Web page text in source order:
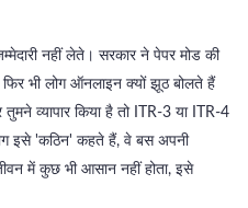
नहीं लेते। सरकार ने पेपर मोड की
भी लोग ऑनलाइन क्यों झूठ बोलते हैं
व्यापार किया है तो ITR-3 या ITR-4
इसे 'कठिन' कहते हैं, वे बस अपनी
में कुछ भी आसान नहीं होता, इसे